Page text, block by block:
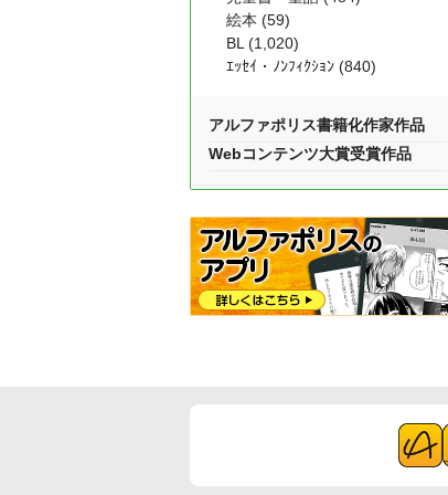
絵本 (59)
BL (1,020)
ｴｯｾｲ・ﾉﾝﾌｨｸｼｮﾝ (840)
アルファポリス書籍化作家作品
Webコンテンツ大賞受賞作品